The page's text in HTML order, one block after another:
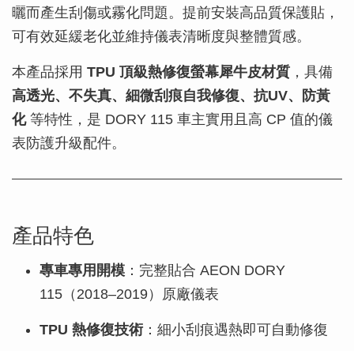
曬而產生刮傷或霧化問題。提前安裝高品質保護貼，
可有效延緩老化並維持儀表清晰度與整體質感。
本產品採用 TPU 頂級熱修復螢幕犀牛皮材質 ，具備
高透光、不失真、細微刮痕自我修復、抗UV、防黃
化等特性，是 DORY 115 車主實用且高 CP 值的儀
表防護升級配件。
產品特色
專車專用開模 ：完整貼合 AEON DORY
115（2018–2019）原廠儀表
TPU 熱修復技術：細小刮痕遇熱即可自動修復